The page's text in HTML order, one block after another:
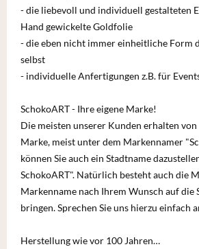
- die liebevoll und individuell gestalteten
Hand gewickelte Goldfolie
- die eben nicht immer einheitliche Form
selbst
- individuelle Anfertigungen z.B. für
SchokoART - Ihre eigene Marke!
Die meisten unserer Kunden erhalten von
Marke, meist unter dem Markennamer
können Sie auch ein Stadtname
SchokoART". Natürlich besteht auch die
Markenname nach Ihrem Wunsch auf die
bringen. Sprechen Sie uns hierzu einfach
Herstellung wie vor 100 Jahren…